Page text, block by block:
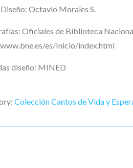
Octavio Morales S.
Oficiales de Biblioteca
es/Inicio/index.html
diseño: MINED
Colección Cantos de Vida y